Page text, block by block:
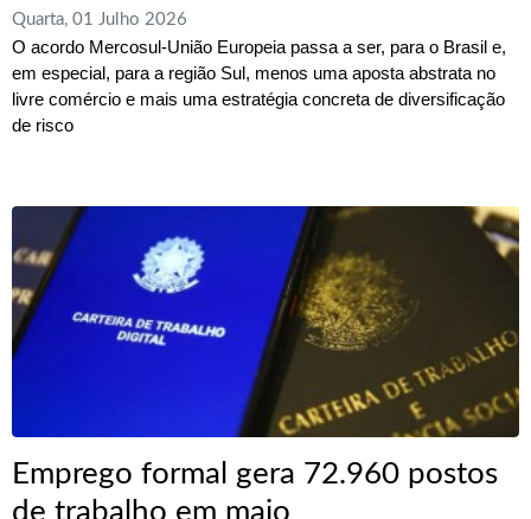
Quarta, 01 Julho 2026
O acordo Mercosul-União Europeia passa a ser, para o Brasil e,
em especial, para a região Sul, menos uma aposta abstrata no
livre comércio e mais uma estratégia concreta de diversificação
de risco
Emprego formal gera 72.960 postos
de trabalho em maio